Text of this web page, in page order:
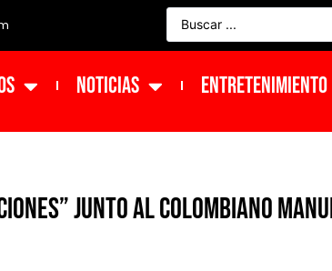
NOTICIAS ENTRETENIMIENTO
junto al colombiano